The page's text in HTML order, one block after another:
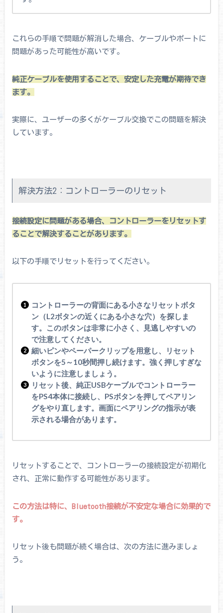
これらの手順で問題が解消した場合、ケーブルやポートに
問題があった可能性が高いです。
純正ケーブルを使用することで、安定した充電が期待でき
ます。
実際に、ユーザーの多くがケーブル交換でこの問題を解決
しています。
解決方法2：コントローラーのリセット
接続設定に問題がある場合、コントローラーをリセットす
ることで解決することがあります。
以下の手順でリセットを行ってください。
コントローラーの背面にある小さなリセットボタ
ン（L2ボタンの近くにある小さな穴）を探しま
す。このボタンは非常に小さく、見逃しやすいの
で注意してください。
細いピンやペーパークリップを用意し、リセット
ボタンを5～10秒間押し続けます。強く押しすぎな
いように注意しましょう。
リセット後、純正USBケーブルでコントローラー
をPS4本体に接続し、PSボタンを押してペアリン
グをやり直します。画面にペアリングの指示が表
示される場合があります。
リセットすることで、コントローラーの接続設定が初期化
され、正常に動作する可能性があります。
この方法は特に、Bluetooth接続が不安定な場合に効果的で
す。
リセット後も問題が続く場合は、次の方法に進みましょ
う。